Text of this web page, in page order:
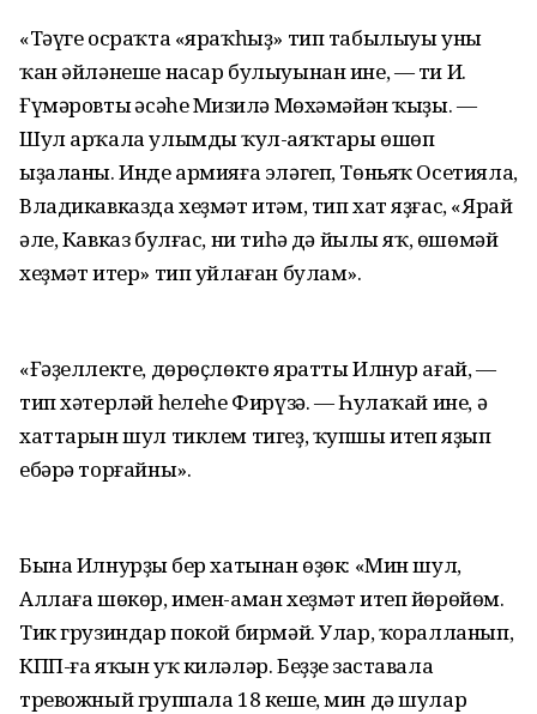
«Тәүге осраҡта «яраҡһыҙ» тип табылыуы уның
ҡан әйләнеше насар булыуынан ине, — ти И.
Ғүмәровтың әсәһе Миңзилә Мөхәмәйән ҡыҙы. —
Шул арҡала улымдың ҡул-аяҡтары өшөп
ыҙаланы. Инде армияға эләгеп, Төньяҡ Осетияла,
Владикавказда хеҙмәт итәм, тип хат яҙғас, «Ярай
әле, Кавказ булғас, ни тиһәң дә йылы яҡ, өшөмәй
хеҙмәт итер» тип уйлаған булам».
«Ғәҙеллекте, дөрөҫлөктө яратты Илнур ағай, —
тип хәтерләй һеңлеһе Фирүзә. — Һулаҡай ине, ә
хаттарын шул тиклем тигеҙ, ҡупшы итеп яҙып
ебәрә торғайны».
Бына Илнурҙың бер хатынан өҙөк: «Мин шул,
Аллаға шөкөр, имен-аман хеҙмәт итеп йөрөйөм.
Тик грузиндар покой бирмәй. Улар, ҡоралланып,
КПП-ға яҡын уҡ киләләр. Беҙҙең заставала
тревожный группала 18 кеше, мин дә шулар